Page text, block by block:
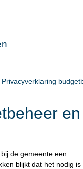
Privacyverklaring
en
de gemeente een
blijkt dat het nodig